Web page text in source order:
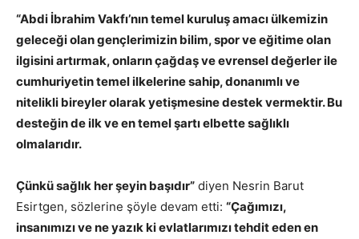
“Abdi İbrahim Vakfı’nın temel kuruluş amacı ülkemizin
geleceği olan gençlerimizin bilim, spor ve eğitime olan
ilgisini artırmak, onların çağdaş ve evrensel değerler ile
cumhuriyetin temel ilkelerine sahip, donanımlı ve
nitelikli bireyler olarak yetişmesine destek vermektir. Bu
desteğin de ilk ve en temel şartı elbette sağlıklı
olmalarıdır.
Çünkü sağlık her şeyin başıdır” diyen Nesrin Barut
Esirtgen, sözlerine şöyle devam etti: “Çağımızı,
insanımızı ve ne yazık ki evlatlarımızı tehdit eden en